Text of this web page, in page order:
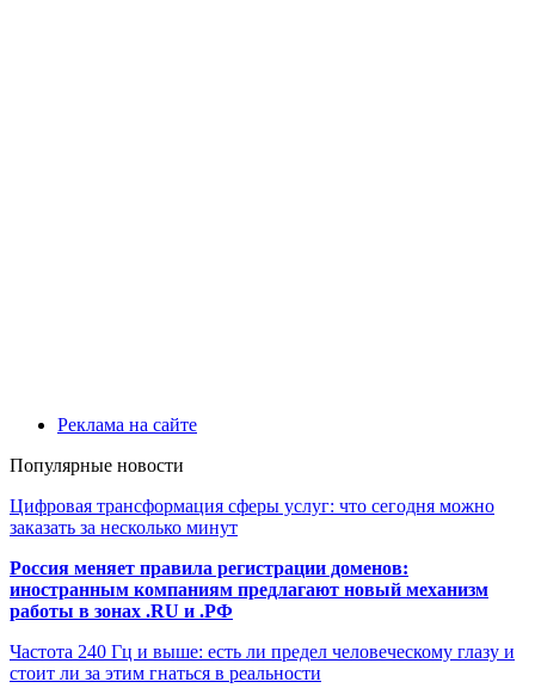
Реклама на сайте
Популярные новости
Цифровая трансформация сферы услуг: что сегодня можно
заказать за несколько минут
Россия меняет правила регистрации доменов:
иностранным компаниям предлагают новый механизм
работы в зонах .RU и .РФ
Частота 240 Гц и выше: есть ли предел человеческому глазу и
стоит ли за этим гнаться в реальности